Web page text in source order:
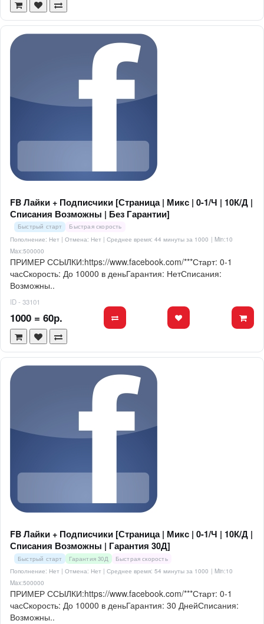
FB Лайки + Подписчики [Страница | Микс | 0-1/Ч | 10К/Д |
Списания Возможны | Без Гарантии]
Быстрый старт
Быстрая скорость
Пополнение: Нет | Отмена: Нет | Среднее время: 44 минуты за 1000 | Min:10
Max:500000
ПРИМЕР ССЫЛКИ:https://www.facebook.com/***Старт: 0-1
часСкорость: До 10000 в деньГарантия: НетСписания:
Возможны..
ID - 33101
1000 = 60р.
FB Лайки + Подписчики [Страница | Микс | 0-1/Ч | 10К/Д |
Списания Возможны | Гарантия 30Д]
Быстрый старт Гарантия 30Д
Быстрая скорость
Пополнение: Нет | Отмена: Нет | Среднее время: 54 минуты за 1000 | Min:10
Max:500000
ПРИМЕР ССЫЛКИ:https://www.facebook.com/***Старт: 0-1
часСкорость: До 10000 в деньГарантия: 30 ДнейСписания:
Возможны..